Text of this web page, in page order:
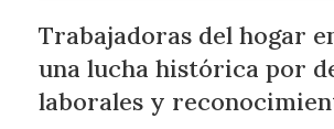
Trabajadoras del hogar
una lucha histórica por
laborales y